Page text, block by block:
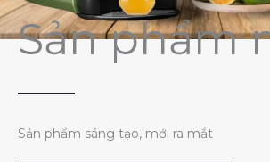
Sản phẩm
Sản phẩm sáng tạo, mới ra mắt